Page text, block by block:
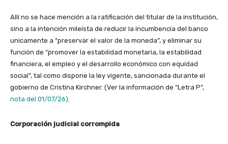
Allí no se hace mención a la ratificación del titular de la institución,
sino a la intención mileísta de reducir la incumbencia del banco
unicamente a “preservar el valor de la moneda”, y eliminar su
función de “promover la estabilidad monetaria, la estabilidad
financiera, el empleo y el desarrollo económico con equidad
social”, tal como dispone la ley vigente, sancionada durante el
gobierno de Cristina Kirchner. (Ver la información de “Letra P”,
nota del 01/07/26)
Corporación judicial corrompida